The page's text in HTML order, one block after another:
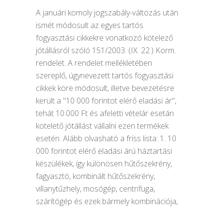
A januári komoly jogszabály-változás után
ismét módosult az egyes tartós
fogyasztási cikkekre vonatkozó kötelező
jótállásról szóló 151/2003. (IX. 22.) Korm.
rendelet. A rendelet mellékletében
szereplő, úgynevezett tartós fogyasztási
cikkek köre módosult, illetve bevezetésre
került a "10 000 forintot elérő eladási ár",
tehát 10.000 Ft és afeletti vételár esetán
kötelető jótállást vállalni ezen termékek
esetén. Alább olvasható a friss lista: 1. 10
000 forintot elérő eladási árú háztartási
készülékek, így különösen hűtőszekrény,
fagyasztó, kombinált hűtőszekrény,
villanytűzhely, mosógép, centrifuga,
szárítógép és ezek bármely kombinációja,